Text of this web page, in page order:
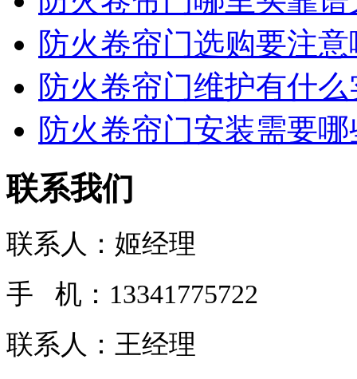
防火卷帘门选购要注
防火卷帘门维护有什
防火卷帘门安装需要
联系我们
联系人：姬经理
手 机：13341775722
联系人：王经理